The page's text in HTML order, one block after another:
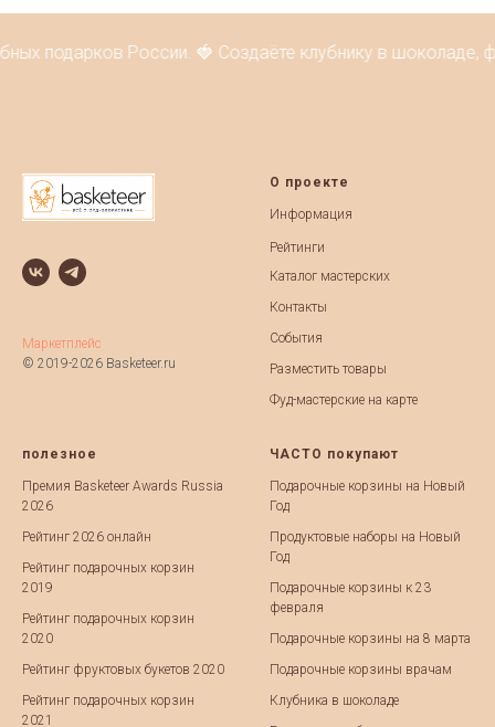
подарков России. 🍓 Создаёте клубнику в
Маркетплейс
© 2019-2026 Basketeer.ru
О проекте
Информация
Рейтинги
Каталог мастерских
Контакты
События
Разместить товары
Фуд-мастерские на карте
полезное
Премия Basketeer Awards Russia
2026
Рейтинг 2026 онлайн
Рейтинг подарочных корзин
2019
Рейтинг подарочных корзин
2020
Рейтинг фруктовых букетов 2020
Рейтинг подарочных корзин
2021
ЧАСТО покупают
Подарочные корзины на Новый
Год
Продуктовые наборы на Новый
Год
Подарочные корзины к 23
февраля
Подарочные корзины на 8 марта
Подарочные корзины врачам
Клубника в шоколаде